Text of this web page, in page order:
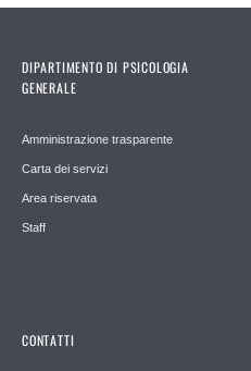
DIPARTIMENTO DI PSICOLOGIA
GENERALE
Amministrazione trasparente
Carta dei servizi
Area riservata
Staff
CONTATTI